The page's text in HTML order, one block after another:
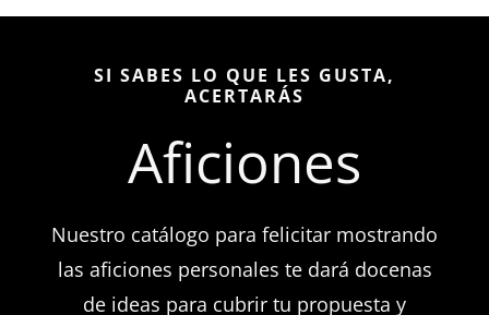
SI SABES LO QUE LES GUSTA,
ACERTARÁS
Aficiones
Nuestro catálogo para felicitar mostrando
las aficiones personales te dará docenas
de ideas para cubrir tu propuesta y